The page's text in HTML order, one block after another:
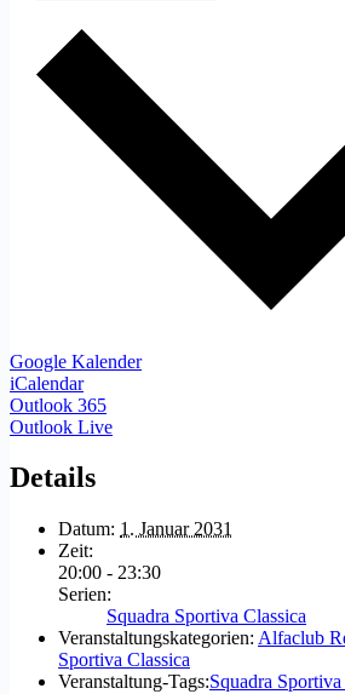
Google Kalender
iCalendar
Outlook 365
Outlook Live
Details
Datum: 1. Januar 2031
Zeit:
20:00 - 23:30
Serien:
Squadra Sportiva Classica
Veranstaltungskategorien: Alfaclub
Sportiva Classica
Veranstaltung-Tags:Squadra Sportiva